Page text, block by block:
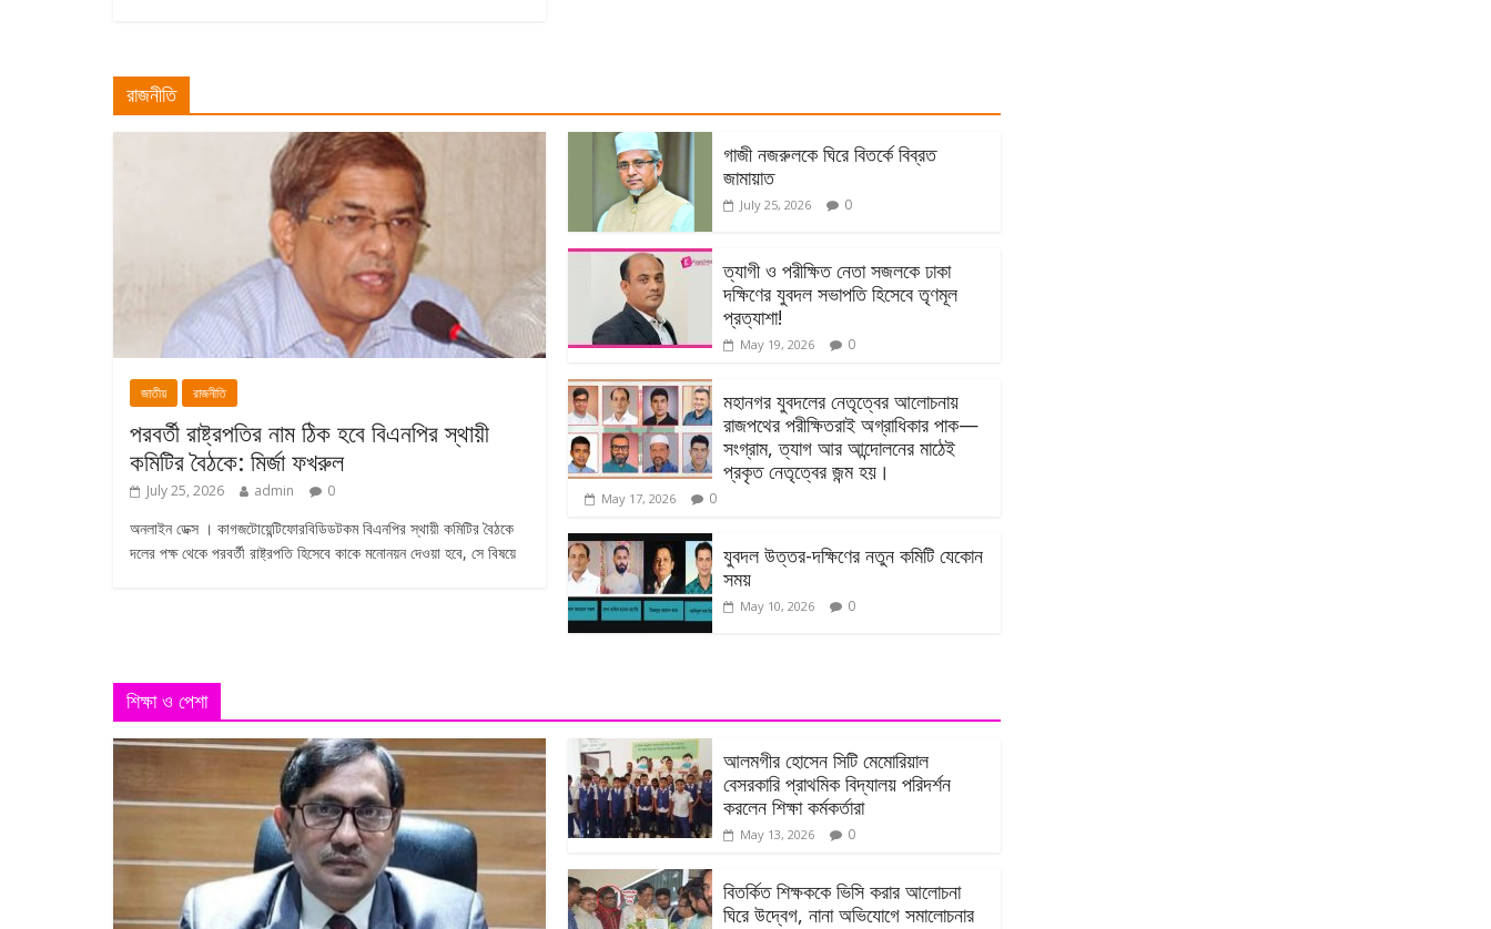
রাজনীতি
জাতীয় রাজনীতি
পরবর্তী রাষ্ট্রপতির নাম ঠিক হবে বিএনপির স্থায়ী
কমিটির বৈঠকে: মির্জা ফখরুল
July 25, 2026 admin 0
অনলাইন ডেক্স । কাগজটোয়েন্টিফোরবিডিডটকম বিএনপির স্থায়ী কমিটির বৈঠকে
দলের পক্ষ থেকে পরবর্তী রাষ্ট্রপতি হিসেবে কাকে মনোনয়ন দেওয়া হবে, সে বিষয়ে
গাজী নজরুলকে ঘিরে বিতর্কে বিব্রত
জামায়াত
July 25, 2026 0
ত্যাগী ও পরীক্ষিত নেতা সজলকে ঢাকা
দক্ষিণের যুবদল সভাপতি হিসেবে তৃণমূল
প্রত্যাশা!
May 19, 2026 0
মহানগর যুবদলের নেতৃত্বের আলোচনায়
রাজপথের পরীক্ষিতরাই অগ্রাধিকার পাক—
সংগ্রাম, ত্যাগ আর আন্দোলনের মাঠেই
প্রকৃত নেতৃত্বের জন্ম হয়।
May 17, 2026 0
যুবদল উত্তর-দক্ষিণের নতুন কমিটি যেকোন
সময়
May 10, 2026 0
শিক্ষা ও পেশা
আলমগীর হোসেন সিটি মেমোরিয়াল
বেসরকারি প্রাথমিক বিদ্যালয় পরিদর্শন
করলেন শিক্ষা কর্মকর্তারা
May 13, 2026 0
বিতর্কিত শিক্ষককে ভিসি করার আলোচনা
ঘিরে উদ্বেগ, নানা অভিযোগে সমালোচনার